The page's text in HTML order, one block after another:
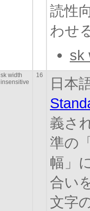
読性
わせ
sk
sk width
insensitive
16
日本
義さ
準の
幅」
合い
文字